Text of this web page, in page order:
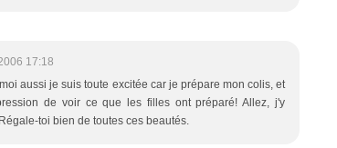
17:18
aussi je suis toute excitée car je prépare mon colis, et
de voir ce que les filles ont préparé! Allez, j'y
toi bien de toutes ces beautés.